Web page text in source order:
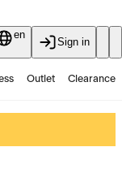
en
Sign in
Outlet Clearance